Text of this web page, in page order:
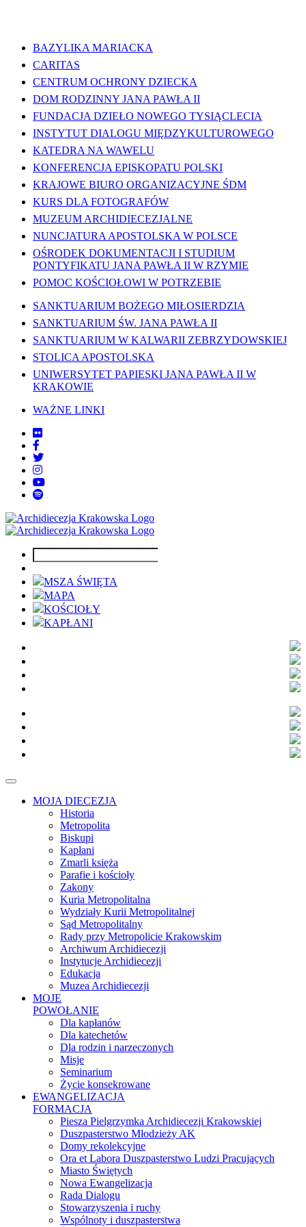
BAZYLIKA MARIACKA
CARITAS
CENTRUM OCHRONY DZIECKA
DOM RODZINNY JANA PAWŁA II
FUNDACJA DZIEŁO NOWEGO TYSIĄCLECIA
INSTYTUT DIALOGU MIĘDZYKULTUROWEGO
KATEDRA NA WAWELU
KONFERENCJA EPISKOPATU POLSKI
KRAJOWE BIURO ORGANIZACYJNE ŚDM
KURS DLA FOTOGRAFÓW
MUZEUM ARCHIDIECEZJALNE
NUNCJATURA APOSTOLSKA W POLSCE
OŚRODEK DOKUMENTACJI I STUDIUM
PONTYFIKATU JANA PAWŁA II W RZYMIE
POMOC KOŚCIOŁOWI W POTRZEBIE
SANKTUARIUM BOŻEGO MIŁOSIERDZIA
SANKTUARIUM ŚW. JANA PAWŁA II
SANKTUARIUM W KALWARII ZEBRZYDOWSKIEJ
STOLICA APOSTOLSKA
UNIWERSYTET PAPIESKI JANA PAWŁA II W
KRAKOWIE
WAŻNE LINKI
MSZA ŚWIĘTA
MAPA
KOŚCIOŁY
KAPŁANI
MOJA DIECEZJA
Historia
Metropolita
Biskupi
Kapłani
Zmarli księża
Parafie i kościoły
Zakony
Kuria Metropolitalna
Wydziały Kurii Metropolitalnej
Sąd Metropolitalny
Rady przy Metropolicie Krakowskim
Archiwum Archidiecezji
Instytucje Archidiecezji
Edukacja
Muzea Archidiecezji
MOJE
POWOŁANIE
Dla kapłanów
Dla katechetów
Dla rodzin i narzeczonych
Misje
Seminarium
Życie konsekrowane
EWANGELIZACJA
FORMACJA
Piesza Pielgrzymka Archidiecezji Krakowskiej
Duszpasterstwo Młodzieży AK
Domy rekolekcyjne
Ora et Labora Duszpasterstwo Ludzi Pracujących
Miasto Świętych
Nowa Ewangelizacja
Rada Dialogu
Stowarzyszenia i ruchy
Wspólnoty i duszpasterstwa